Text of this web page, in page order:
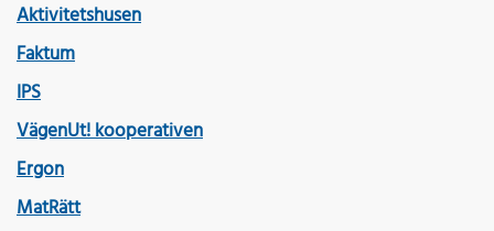
Aktivitetshusen
Faktum
IPS
VägenUt! kooperativen
Ergon
MatRätt